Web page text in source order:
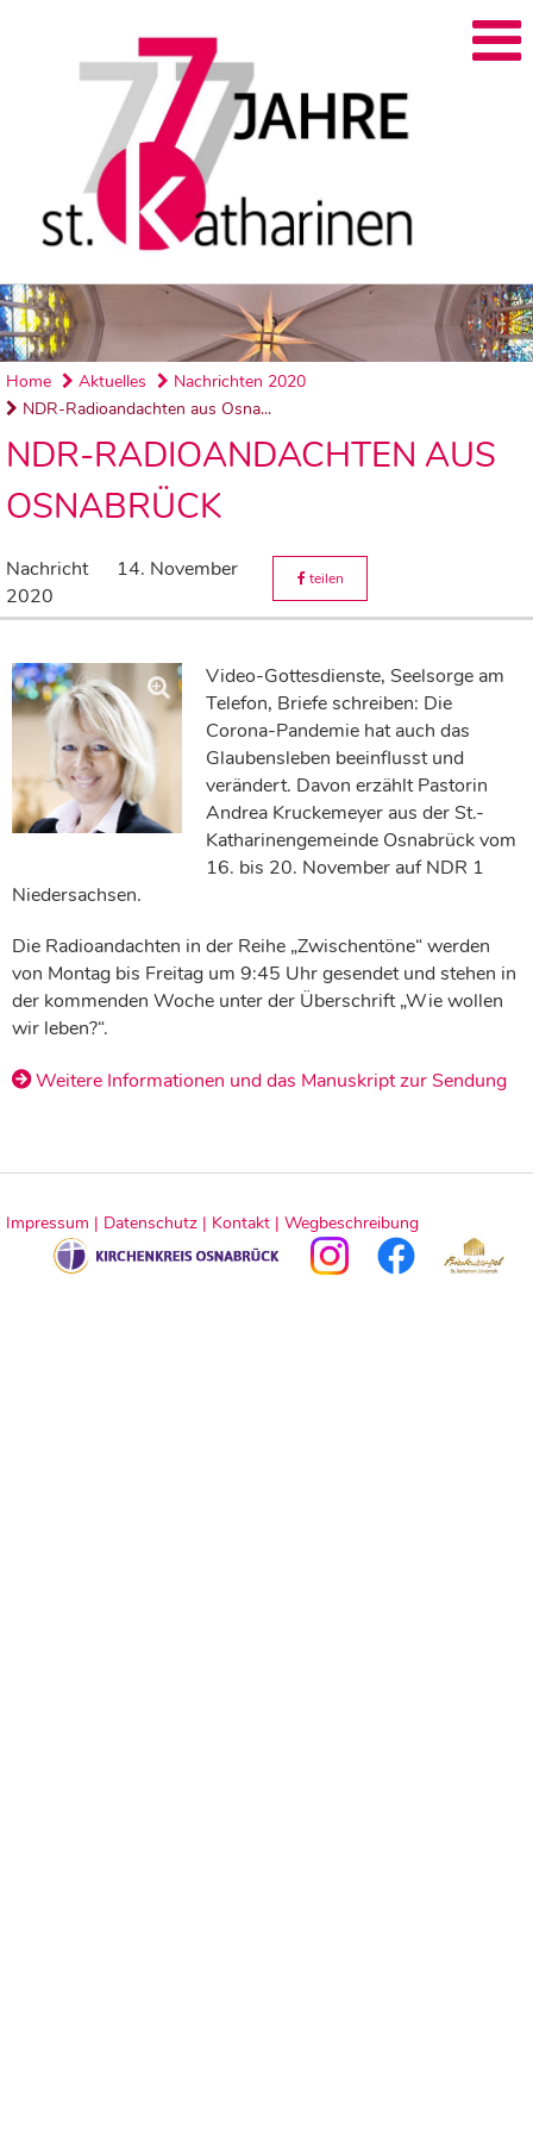
Home Aktuelles
Nachrichten 2020
NDR-Radioandachten aus Osna...
NDR-RADIOANDACHTEN AUS
OSNABRÜCK
Nachricht
14. November
2020
teilen
Video-Gottesdienste, Seelsorge am
Telefon, Briefe schreiben: Die
Corona-Pandemie hat auch das
Glaubensleben beeinflusst und
verändert. Davon erzählt Pastorin
Andrea Kruckemeyer aus der St.-
Katharinengemeinde Osnabrück vom
16. bis 20. November auf NDR 1
Niedersachsen.
Die Radioandachten in der Reihe „Zwischentöne“ werden
von Montag bis Freitag um 9:45 Uhr gesendet und stehen in
der kommenden Woche unter der Überschrift „Wie wollen
wir leben?“.
Weitere Informationen und das Manuskript zur Sendung
Impressum | Datenschutz | Kontakt | Wegbeschreibung